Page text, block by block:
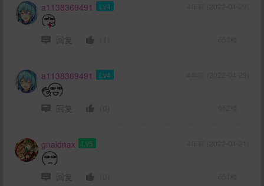
a1138369491 Lv4
回复
a1138369491 Lv4
回复
gnaidnax Lv5
回复